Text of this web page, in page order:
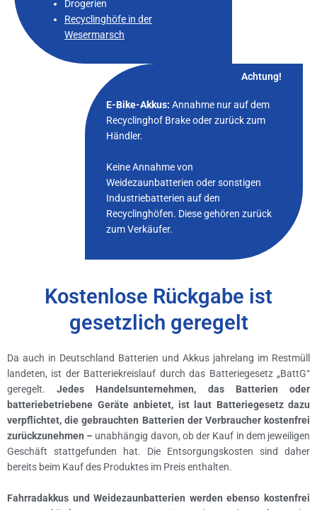
Drogerien
Recyclinghöfe in der
Wesermarsch
Achtung!
E-Bike-Akkus: Annahme nur auf dem
Recyclinghof Brake oder zurück zum
Händler.
Keine Annahme von
Weidezaunbatterien oder sonstigen
Industriebatterien auf den
Recyclinghöfen. Diese gehören zurück
zum Verkäufer.
Kostenlose Rückgabe ist
gesetzlich geregelt
Da auch in Deutschland Batterien und Akkus jahrelang im Restmüll
landeten, ist der Batteriekreislauf durch das Batteriegesetz „BattG“
geregelt.Jedes Handelsunternehmen, das Batterien oder
batteriebetriebene Geräte anbietet, ist laut Batteriegesetz dazu
verpflichtet, die gebrauchten Batterien der Verbraucher kostenfrei
zurückzunehmen – unabhängig davon, ob der Kauf in dem jeweiligen
Geschäft stattgefunden hat. Die Entsorgungskosten sind daher
bereits beim Kauf des Produktes im Preis enthalten.
Fahrradakkus und Weidezaunbatterien werden ebenso kostenfrei